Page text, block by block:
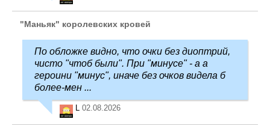
"Маньяк" королевских кровей
По обложке видно, что очки без диоптрий,
чисто "чтоб были". При "минусе" - а а
героини "минус", иначе без очков видела б
более-мен ...
L 02.08.2026